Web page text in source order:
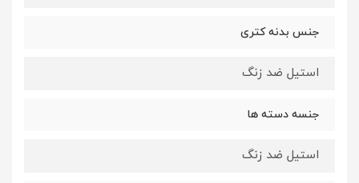
جنس بدنه کتری
استیل ضد زنگ
جنسه دسته ها
استیل ضد زنگ